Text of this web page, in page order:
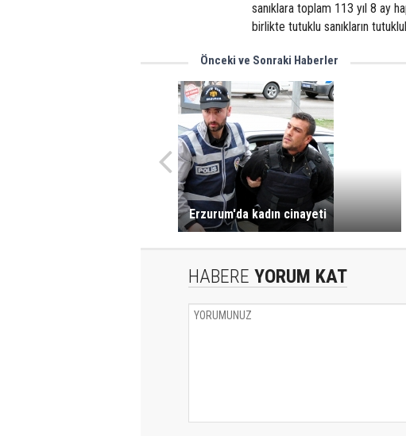
sanıklara toplam 113 yıl 8 ay
birlikte tutuklu sanıkların
Önceki ve Sonraki Haberler
Erzurum'da kadın cinayeti
HABERE YORUM KAT